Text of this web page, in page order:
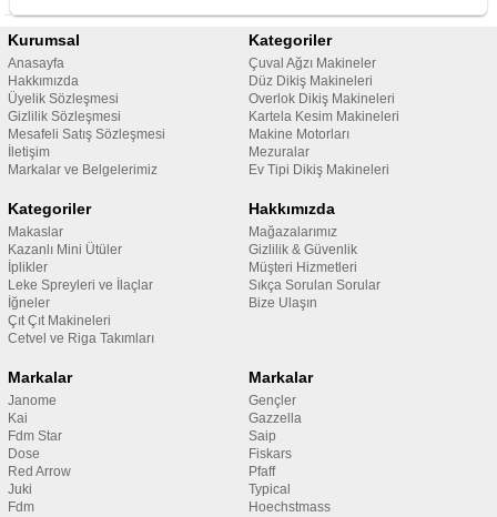
Kurumsal
Anasayfa
Hakkımızda
Üyelik Sözleşmesi
Gizlilik Sözleşmesi
Mesafeli Satış Sözleşmesi
İletişim
Markalar ve Belgelerimiz
Kategoriler
Çuval Ağzı Makineler
Düz Dikiş Makineleri
Overlok Dikiş Makineleri
Kartela Kesim Makineleri
Makine Motorları
Mezuralar
Ev Tipi Dikiş Makineleri
Kategoriler
Makaslar
Kazanlı Mini Ütüler
İplikler
Leke Spreyleri ve İlaçlar
İğneler
Çıt Çıt Makineleri
Cetvel ve Riga Takımları
Hakkımızda
Mağazalarımız
Gizlilik & Güvenlik
Müşteri Hizmetleri
Sıkça Sorulan Sorular
Bize Ulaşın
Markalar
Janome
Kai
Fdm Star
Dose
Red Arrow
Juki
Fdm
Markalar
Gençler
Gazzella
Saip
Fiskars
Pfaff
Typical
Hoechstmass